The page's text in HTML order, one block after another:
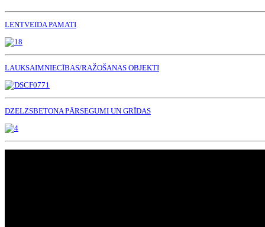
LENTVEIDA PAMATI
LAUKSAIMNIECĪBAS/RAŽOŠANAS OBJEKTI
DZELZSBETONA PĀRSEGUMI UN GRĪDAS